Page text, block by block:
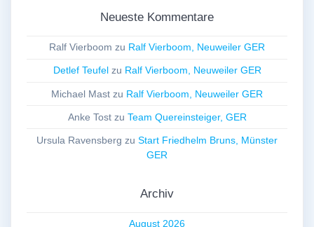
Neueste Kommentare
Ralf Vierboom zu Ralf Vierboom, Neuweiler GER
Detlef Teufelzu Ralf Vierboom, Neuweiler GER
Michael Mast zu Ralf Vierboom, Neuweiler GER
Anke Tostzu Team Quereinsteiger, GER
Ursula Ravensberg zu Start Friedhelm Bruns, Münster
GER
Archiv
August 2026